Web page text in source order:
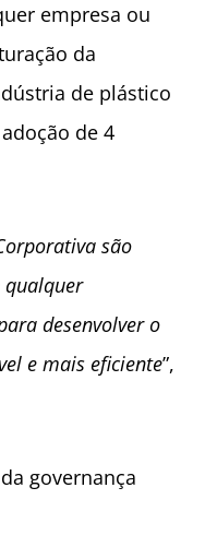
empresa ou
da
de plástico
de 4
são
desenvolver o
e mais eficiente”,
governança